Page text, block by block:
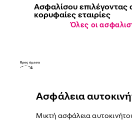
Ασφαλίσου επιλέγοντας
κορυφαίες εταιρίες
Όλες οι
Ασφάλεια
Μικτή ασφάλεια